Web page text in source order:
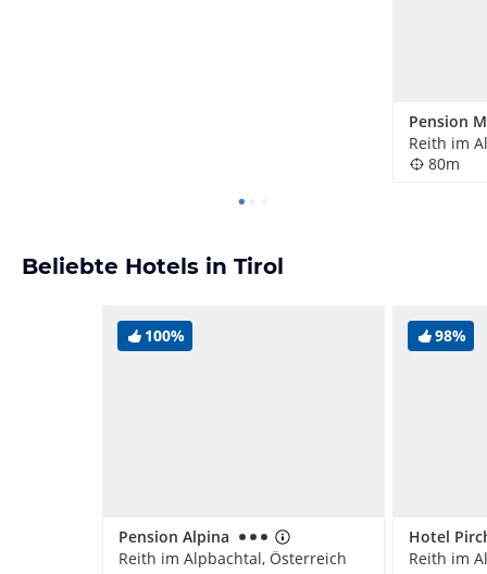
Pension
Reith im
80m
Beliebte Hotels in Tirol
100%
Pension Alpina
Reith im Alpbachtal, Österreich
98%
Hotel
Reith im